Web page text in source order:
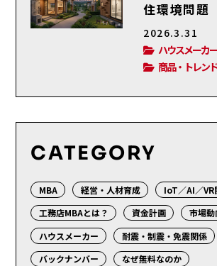
住環境問題
2026.3.31
ハウスメーカー
商品・トレンド
CATEGORY
MBA 経営・人材育成
IoT／AI／VR
工務店MBAとは？
資金計画
市場動
ハウスメーカー
耐震・制震・免震関係
バックナンバー
なぜ無料なのか